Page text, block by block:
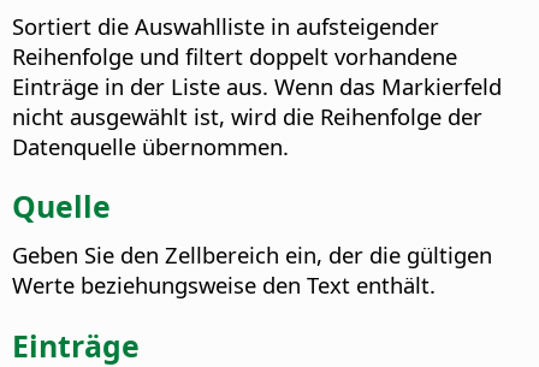
Sortiert die Auswahlliste in aufsteigender
Reihenfolge und filtert doppelt vorhandene
Einträge in der Liste aus. Wenn das Markierfeld
nicht ausgewählt ist, wird die Reihenfolge der
Datenquelle übernommen.
Quelle
Geben Sie den Zellbereich ein, der die gültigen
Werte beziehungsweise den Text enthält.
Einträge